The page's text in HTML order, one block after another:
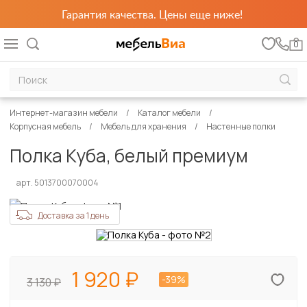
Гарантия качества. Цены еще ниже!
0
Интернет-магазин мебели
Каталог мебели
Корпусная мебель
Мебель для хранения Настенные полки
Полка Куба, белый премиум
арт. 5013700070004
Доставка за 1 день
3 130 1 920 -39%